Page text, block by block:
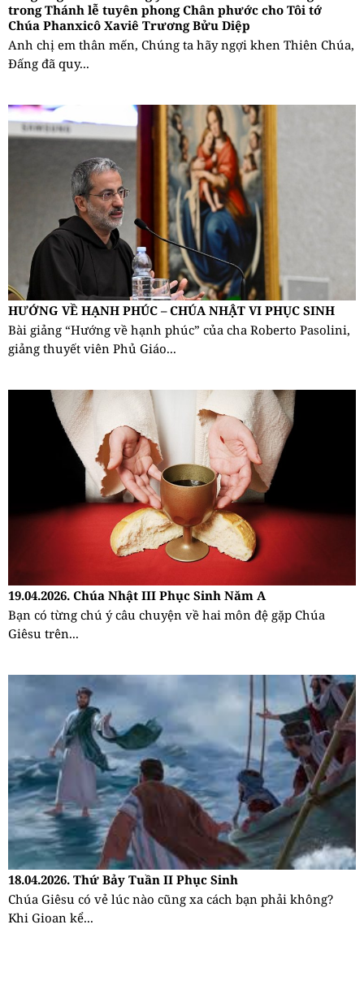
trong Thánh lễ tuyên phong Chân phước cho Tôi tớ
Chúa Phanxicô Xaviê Trương Bửu Diệp
Anh chị em thân mến, Chúng ta hãy ngợi khen Thiên Chúa,
Đấng đã quy...
HƯỚNG VỀ HẠNH PHÚC – CHÚA NHẬT VI PHỤC SINH
Bài giảng “Hướng về hạnh phúc” của cha Roberto Pasolini,
giảng thuyết viên Phủ Giáo...
19.04.2026. Chúa Nhật III Phục Sinh Năm A
Bạn có từng chú ý câu chuyện về hai môn đệ gặp Chúa
Giêsu trên...
18.04.2026. Thứ Bảy Tuần II Phục Sinh
Chúa Giêsu có vẻ lúc nào cũng xa cách bạn phải không?
Khi Gioan kể...